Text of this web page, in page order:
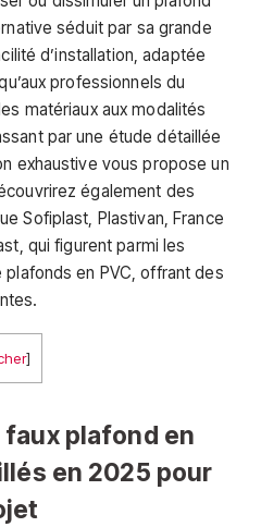
séduit par sa grande
d’installation, adaptée
professionnels du
matériaux aux modalités
par une étude détaillée
exhaustive vous propose un
également des
Sofiplast, Plastivan, France
qui figurent parmi les
en PVC, offrant des
]
faux plafond en
en 2025 pour